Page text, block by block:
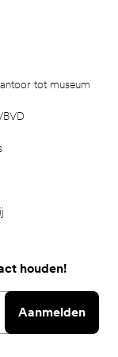
tot museum
houden!
Aanmelden